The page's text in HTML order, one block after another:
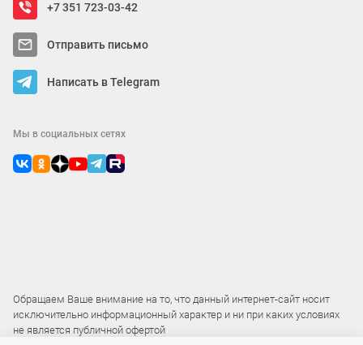
+7 351 723-03-42
Отправить письмо
Написать в Telegram
Мы в социальных сетях
Обращаем Ваше внимание на то, что данный интернет-сайт носит
исключительно информационный характер и ни при каких условиях
не является публичной офертой